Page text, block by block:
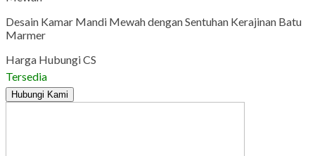
Desain Kamar Mandi Mewah dengan Sentuhan Kerajinan Batu
Marmer
Harga Hubungi CS
Tersedia
Hubungi Kami